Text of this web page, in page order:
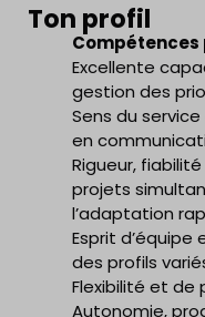
Ton profil
Excellente
gestion des
Sens du
en
Rigueur,
projets
l’adaptation
Esprit
des profils
Flexibilité et de
Autonomie,